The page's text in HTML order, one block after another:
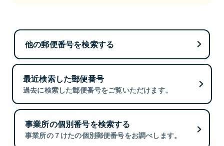
他の郵便番号を検索する
最近検索した郵便番号
過去に検索した郵便番号をご覧いただけます。
事業所の個別番号を検索する
事業所の７けたの個別郵便番号をお調べします。